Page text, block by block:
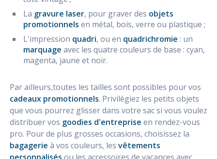
La gravure laser, pour graver des objets
promotionnels en métal, bois, verre ou plastique ;
L'impression quadri, ou en quadrichromie : un
marquage avec les quatre couleurs de base : cyan,
magenta, jaune et noir.
Par ailleurs,toutes les tailles sont possibles pour vos
cadeaux promotionnels. Privilégiez les petits objets
que vous pourrez glisser dans votre sac si vous voulez
distribuer vos goodies d'entreprise en rendez-vous
pro. Pour de plus grosses occasions, choisissez la
bagagerie à vos couleurs, les vêtements